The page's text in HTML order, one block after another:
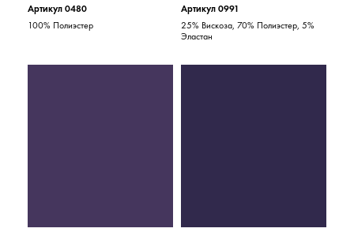
Артикул 0480
100% Полиэстер
Артикул 0991
25% Вискоза, 70% Полиэстер, 5%
Эластан